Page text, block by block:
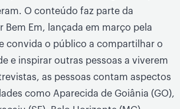
O conteúdo faz parte da
Bem Em, lançada em março pela
convida o público a compartilhar o
e inspirar outras pessoas a viverem
as pessoas contam aspectos
como Aparecida de Goiânia (GO),